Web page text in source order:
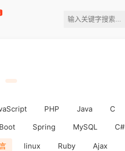
PHP Java C
Spring MySQL C#
linux Ruby Ajax